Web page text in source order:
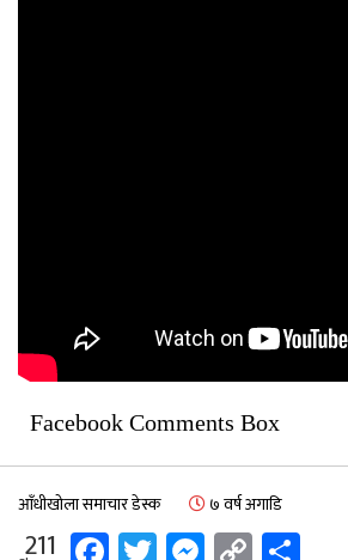
Facebook Comments Box
आँधीखोला समाचार डेस्क ७ वर्ष अगाडि
211